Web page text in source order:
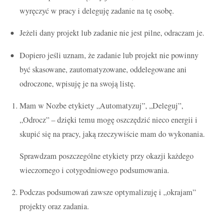
wyręczyć w pracy i deleguję zadanie na tę osobę.
Jeżeli dany projekt lub zadanie nie jest pilne, odraczam je.
Dopiero jeśli uznam, że zadanie lub projekt nie powinny
być skasowane, zautomatyzowane, oddelegowane ani
odroczone, wpisuję je na swoją listę.
Mam w Nozbe etykiety „Automatyzuj”, „Deleguj”,
„Odrocz” – dzięki temu mogę oszczędzić nieco energii i
skupić się na pracy, jaką rzeczywiście mam do wykonania.
Sprawdzam poszczególne etykiety przy okazji każdego
wieczornego i cotygodniowego podsumowania.
Podczas podsumowań zawsze optymalizuję i „okrajam”
projekty oraz zadania.